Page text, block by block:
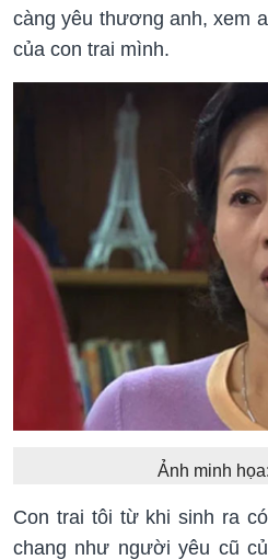
càng yêu thương anh, xem
của con trai mình.
Ảnh minh
Con trai tôi từ khi sinh ra
chang như người yêu cũ